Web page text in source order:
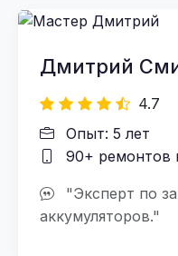
Дмитрий
4.7
Опыт: 5 лет
90+ ремонтов
"Эксперт по
аккумуляторов."